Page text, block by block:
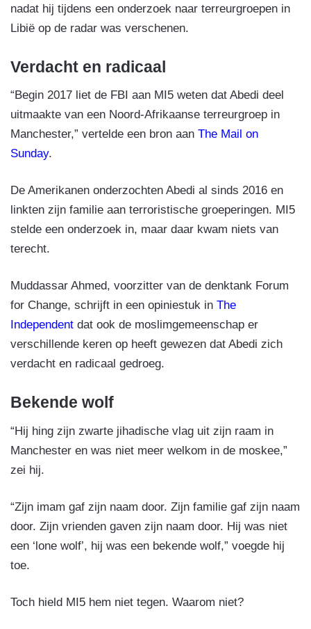
nadat hij tijdens een onderzoek naar terreurgroepen in
Libië op de radar was verschenen.
Verdacht en radicaal
“Begin 2017 liet de FBI aan MI5 weten dat Abedi deel
uitmaakte van een Noord-Afrikaanse terreurgroep in
Manchester,” vertelde een bron aan The Mail on
Sunday.
De Amerikanen onderzochten Abedi al sinds 2016 en
linkten zijn familie aan terroristische groeperingen. MI5
stelde een onderzoek in, maar daar kwam niets van
terecht.
Muddassar Ahmed, voorzitter van de denktank Forum
for Change, schrijft in een opiniestuk in The
Independent dat ook de moslimgemeenschap er
verschillende keren op heeft gewezen dat Abedi zich
verdacht en radicaal gedroeg.
Bekende wolf
“Hij hing zijn zwarte jihadische vlag uit zijn raam in
Manchester en was niet meer welkom in de moskee,”
zei hij.
“Zijn imam gaf zijn naam door. Zijn familie gaf zijn naam
door. Zijn vrienden gaven zijn naam door. Hij was niet
een ‘lone wolf’, hij was een bekende wolf,” voegde hij
toe.
Toch hield MI5 hem niet tegen. Waarom niet?